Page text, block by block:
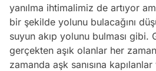
yanılma ihtimalimiz de artıyor
bir şekilde yolunu bulacağını
suyun akıp yolunu bulması gibi.
gerçekten aşık olanlar her
zamanda aşk sanısına